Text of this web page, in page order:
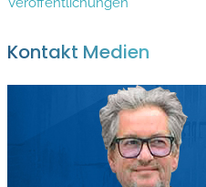
Kontakt Medien